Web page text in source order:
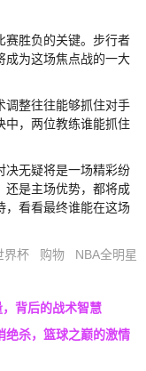
赛胜负的关键。步行者
成为这场焦点战的一大
调整往往能够抓住对手
中，两位教练谁能抓住
决无疑将是一场精彩纷
还是主场优势，都将成
，看看最终谁能在这场
界杯 购物
NBA全明星
背后的战术智慧
绝杀，篮球之巅的激情